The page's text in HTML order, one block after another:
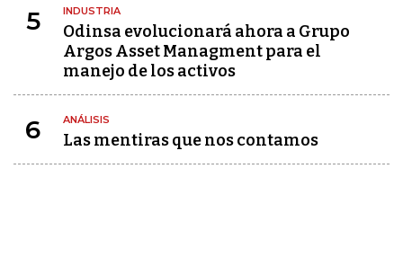
5 INDUSTRIA
Odinsa evolucionará ahora a Grupo
Argos Asset Managment para el
manejo de los activos
6 ANÁLISIS
Las mentiras que nos contamos